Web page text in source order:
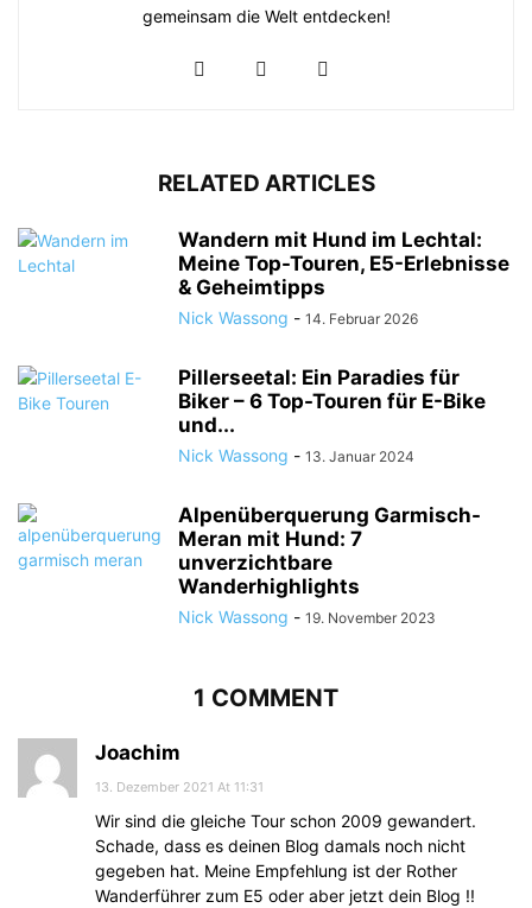
gemeinsam die Welt entdecken!
RELATED ARTICLES
Wandern mit Hund im Lechtal:
Meine Top-Touren, E5-Erlebnisse
& Geheimtipps
Nick Wassong - 14. Februar 2026
Pillerseetal: Ein Paradies für
Biker – 6 Top-Touren für E-Bike
und...
Nick Wassong - 13. Januar 2024
Alpenüberquerung Garmisch-
Meran mit Hund: 7
unverzichtbare
Wanderhighlights
Nick Wassong - 19. November 2023
1 COMMENT
Joachim
13. Dezember 2021 At 11:31
Wir sind die gleiche Tour schon 2009 gewandert.
Schade, dass es deinen Blog damals noch nicht
gegeben hat. Meine Empfehlung ist der Rother
Wanderführer zum E5 oder aber jetzt dein Blog !!